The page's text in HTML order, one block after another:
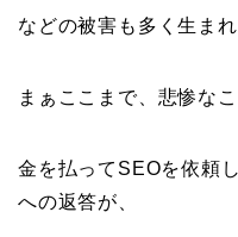
などの被害も多く生まれ
まぁここまで、悲惨な
金を払ってSEOを依頼
への返答が、